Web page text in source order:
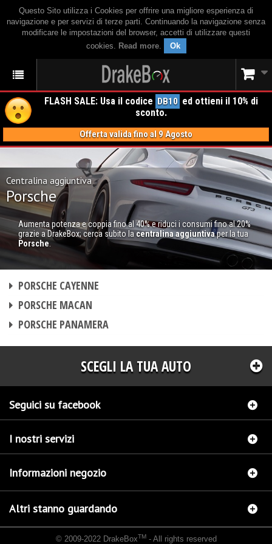
Questo Sito utilizza i Cookies per offrire una migliore esperienza di
navigazione e per servizi di terze parti. Continuando la navigazione senza
modificare le impostazioni del browser, accetti di utilizzare questi
cookies. Read more. Ok
FLASH SALE: Usa il codice DB10 ed ottieni il 10% di
sconto.
Offerta valida fino al 9 Agosto
Centralina aggiuntiva
Porsche
Aumenta potenza e coppia fino al 40% e riduci i consumi fino al 20%
grazie a DrakeBox; cerca subito lacentralina aggiuntivaper la tua
Porsche
PORSCHE CAYENNE
PORSCHE MACAN
PORSCHE PANAMERA
SCEGLI LA TUA AUTO
Seguici su facebook
I nostri servizi
Informazioni negozio
Altri stanno guardando
© 2009-2022 DrakeBoxTM- All rights reserved